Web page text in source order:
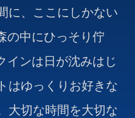
に、ここにしかない
の中にひっそり佇
インは日が沈みはじ
はゆっくりお好きな
大切な時間を大切な